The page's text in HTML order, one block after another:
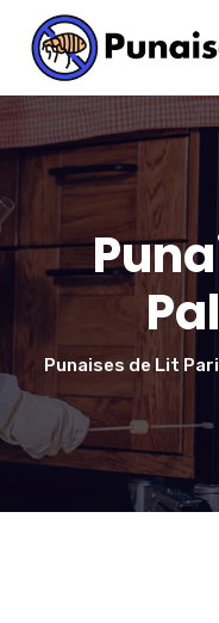
Punaises de Lit